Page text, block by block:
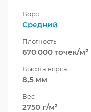
Ворс
Средний
Плотность
670 000 точек/м²
Высота ворса
8,5 мм
Вес
2750 г/м²